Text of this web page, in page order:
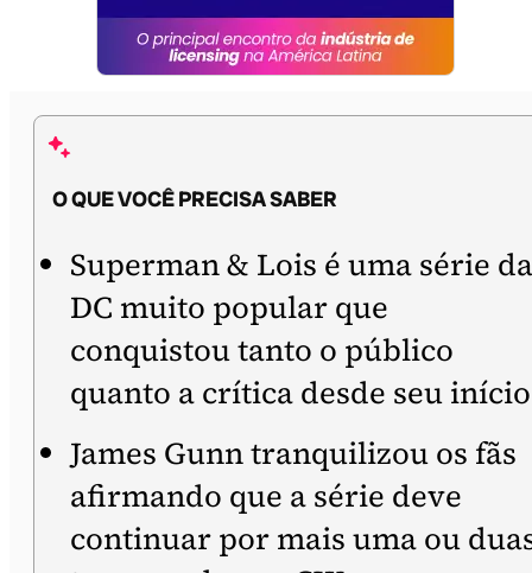
O QUE VOCÊ PRECISA SABER
Superman & Lois é uma série da
DC muito popular que
conquistou tanto o público
quanto a crítica desde seu
James Gunn tranquilizou os fãs
afirmando que a série deve
continuar por mais uma ou